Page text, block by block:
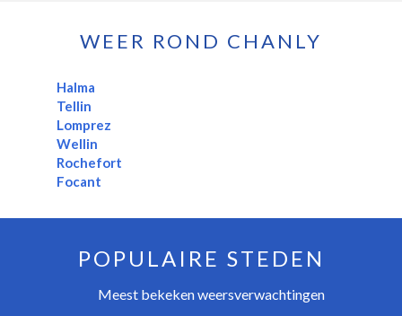
WEER ROND CHANLY
Halma
Tellin
Lomprez
Wellin
Rochefort
Focant
POPULAIRE STEDEN
Meest bekeken weersverwachtingen